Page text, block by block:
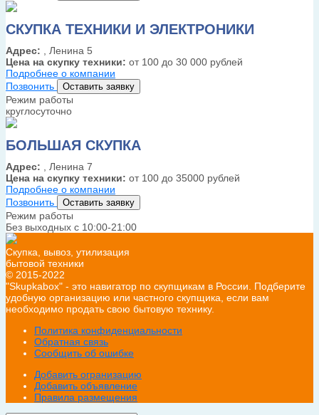
СКУПКА ТЕХНИКИ И ЭЛЕКТРОНИКИ
Адрес: , Ленина 5
Цена на скупку техники: от 100 до 30 000 рублей
Подробнее о компании
Позвонить
Оставить заявку
Режим работы
круглосуточно
БОЛЬШАЯ СКУПКА
Адрес: , Ленина 7
Цена на скупку техники: от 100 до 35000 рублей
Подробнее о компании
Позвонить
Оставить заявку
Режим работы
Без выходных с 10:00-21:00
Скупка, вывоз, утилизация
бытовой техники
© 2015-2022
"Skupkabox" - это навигатор по скупщикам в России. Подберите
удобную организацию или частного скупщика, если вам
необходимо продать свою бытовую технику.
Политика конфиденциальности
Обратная связь
Сообщить об ошибке
Добавить огранизацию
Добавить объявление
Правила размещения